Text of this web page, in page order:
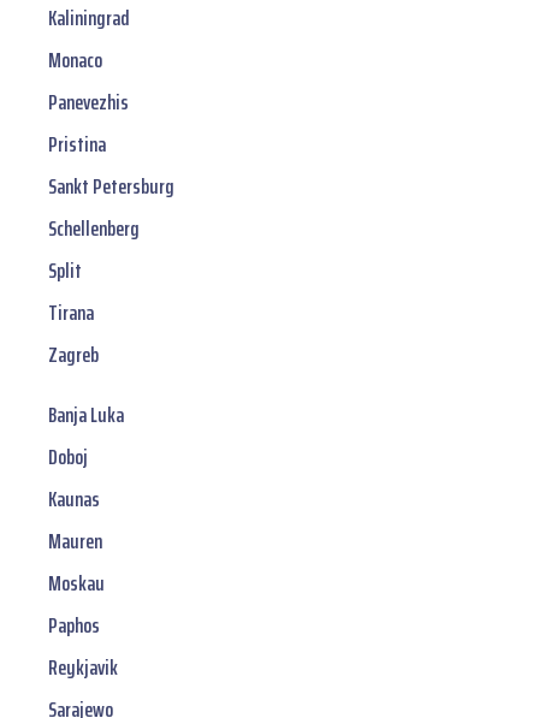
Kaliningrad
Monaco
Panevezhis
Pristina
Sankt Petersburg
Schellenberg
Split
Tirana
Zagreb
Banja Luka
Doboj
Kaunas
Mauren
Moskau
Paphos
Reykjavik
Sarajewo